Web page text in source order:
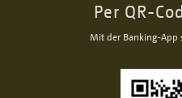
Per QR-
Mit der Banking-App